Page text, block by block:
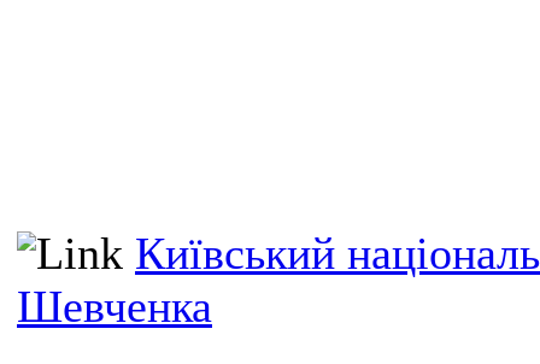
Київський
Шевченка